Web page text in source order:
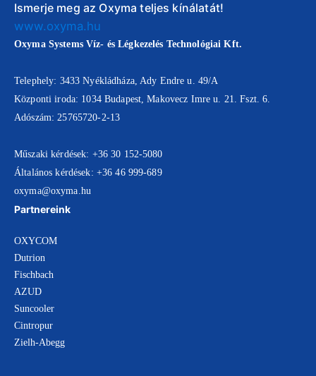
Ismerje meg az Oxyma teljes kínálatát!
www.oxyma.hu
Oxyma Systems Víz- és Légkezelés Technológiai Kft.
Telephely: 3433 Nyékládháza, Ady Endre u. 49/A
Központi iroda: 1034 Budapest, Makovecz Imre u. 21. Fszt. 6.
Adószám: 25765720-2-13
Műszaki kérdések: +36 30 152-5080
Általános kérdések: +36 46 999-689
oxyma@oxyma.hu
Partnereink
OXYCOM
Dutrion
Fischbach
AZUD
Suncooler
Cintropur
Zielh-Abegg